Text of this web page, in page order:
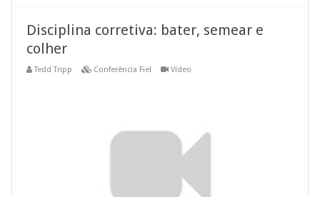
Disciplina corretiva: bater, semear e
colher
Tedd Tripp Conferência Fiel Vídeo